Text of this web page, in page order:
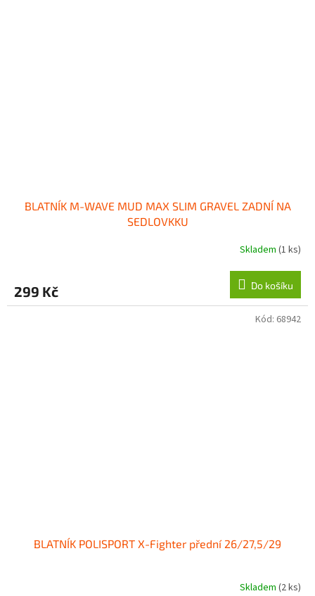
BLATNÍK M-WAVE MUD MAX SLIM GRAVEL ZADNÍ NA
SEDLOVKKU
Skladem (1 ks)
299 Kč Do košíku
BLATNÍK POLISPORT X-Fighter přední 26/27,5/29
Skladem (2 ks)
Kód: 68942